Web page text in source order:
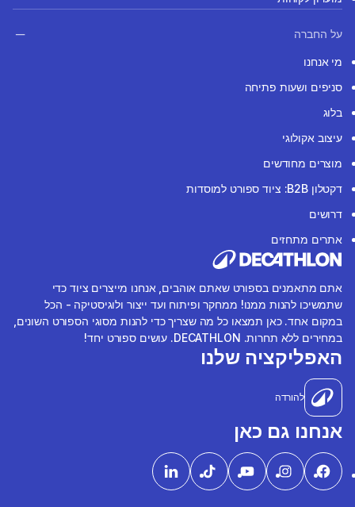
על החברה
מי אנחנו
סניפים ושעות פתיחה
בלוג
עיצוב אקולוגי
מוצרים מחודשים
דקטלון B2B: ציוד ספורט למוסדות
דרושים
אתרים מתחזים
אתם מתאמנים בספורט שאתם אוהבים, אנחנו מייצרים ציוד כדי
שתמשיכו להנות ממנו! ממחקר ופיתוח ועד ייצור ולוגיסטיקה - הכל
במקום אחד. כאן תמצאו כל מה שצריך כדי להנות מסוגי הספורט השונים,
במחירים ללא תחרות. DECATHLON. עושים ספורט יחד!
האפליקציה שלנו
להורדה
אנחנו גם כאן